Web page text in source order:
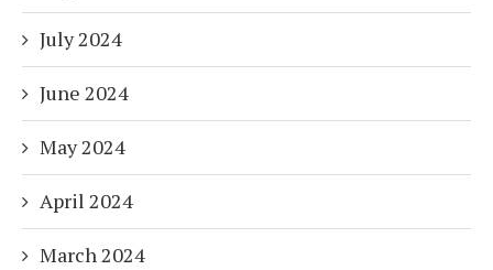
July 2024
June 2024
May 2024
April 2024
March 2024